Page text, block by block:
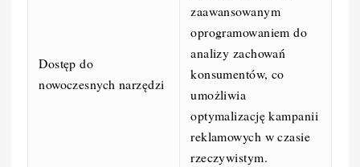
Dostęp do
nowoczesnych narzędzi
zaawansowanym
oprogramowaniem do
analizy zachowań
konsumentów, co
umożliwia
optymalizację kampanii
reklamowych w czasie
rzeczywistym.